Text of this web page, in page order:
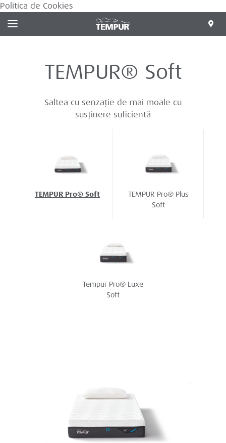
Politica de Cookies
TEMPUR® Soft
Saltea cu senzație de mai moale cu
susținere suficientă
TEMPUR Pro® Soft
TEMPUR Pro® Plus
Soft
Tempur Pro® Luxe
Soft